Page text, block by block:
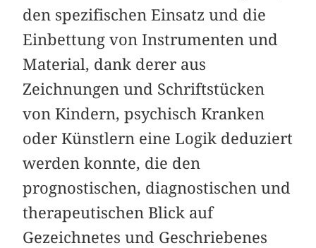
den spezifischen Einsatz und die
Einbettung von Instrumenten und
Material, dank derer aus
Zeichnungen und Schriftstücken
von Kindern, psychisch Kranken
oder Künstlern eine Logik deduziert
werden konnte, die den
prognostischen, diagnostischen und
therapeutischen Blick auf
Gezeichnetes und Geschriebenes